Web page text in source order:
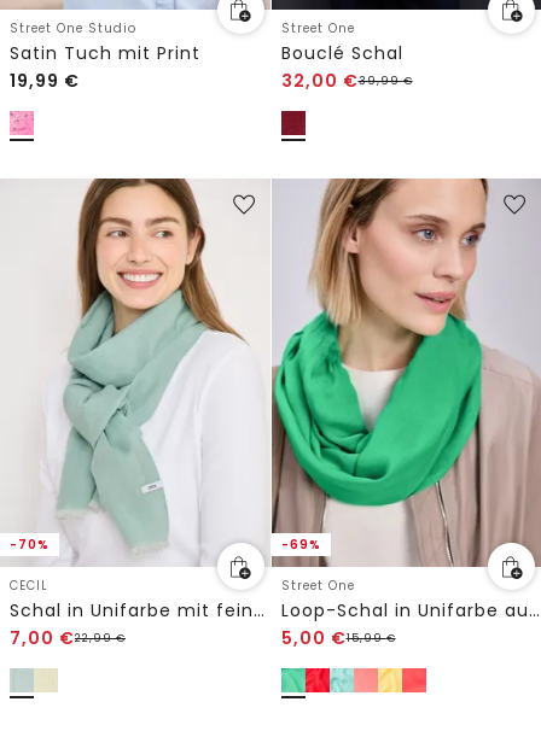
Street One Studio
Satin Tuch mit Print
19,99 €
Street One
Bouclé Schal
32,00 €39,99€
-70%
CECIL
Schal in Unifarbe mit feinen Fransen
7,00 €22,99€
-69%
Street One
Loop-Schal in Unifarbe aus Viskose
5,00 €15,99€